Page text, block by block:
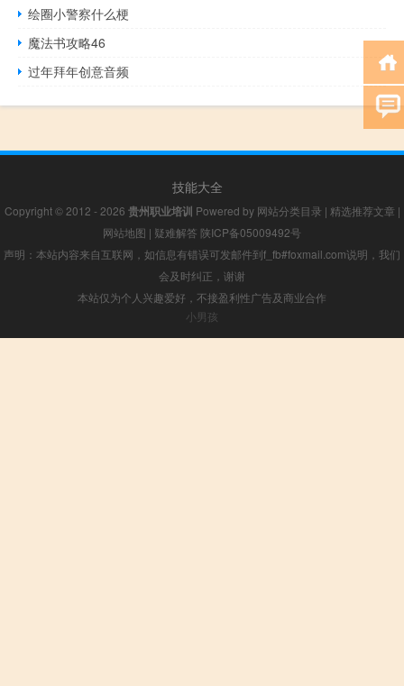
绘圈小警察什么梗
魔法书攻略46
过年拜年创意音频
技能大全
Copyright © 2012 - 2026 贵州职业培训 Powered by 网站分类目录 | 精选推荐文章 |
网站地图 | 疑难解答 陕ICP备05009492号
声明：本站内容来自互联网，如信息有错误可发邮件到f_fb#foxmail.com说明，我们
会及时纠正，谢谢
本站仅为个人兴趣爱好，不接盈利性广告及商业合作
小男孩